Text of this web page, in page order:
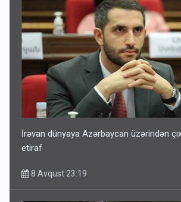
İrəvan dünyaya Azərbaycan üzərindən
etiraf
8 Avqust 23:19